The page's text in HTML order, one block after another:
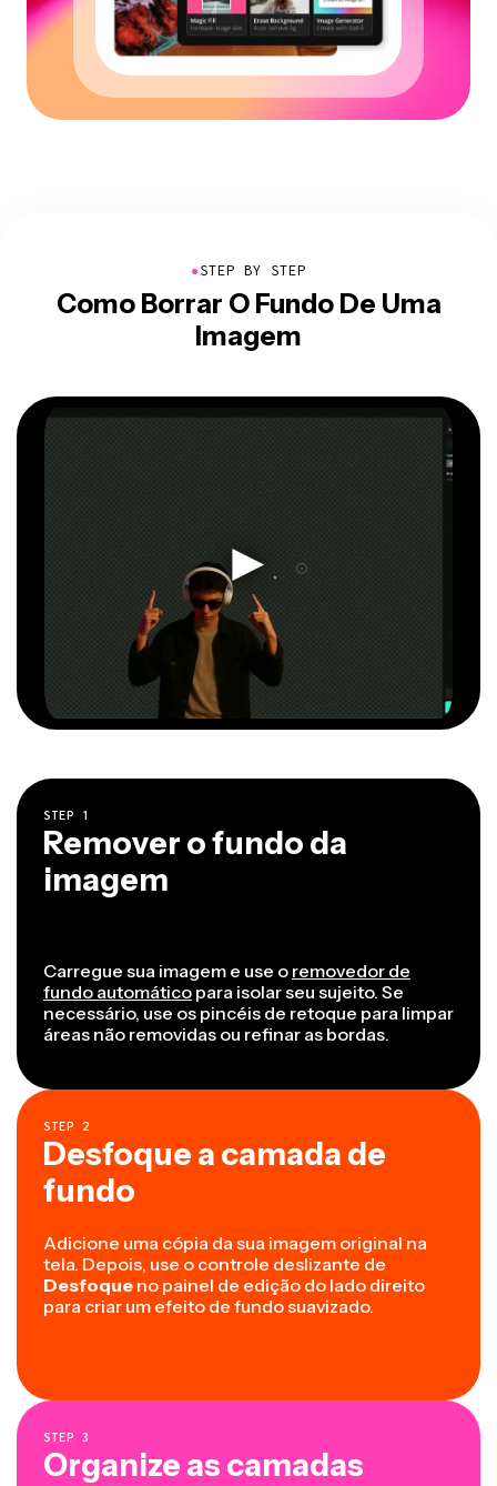
●STEP BY STEP
Como Borrar O Fundo De Uma
Imagem
STEP 1
Remover o fundo da
imagem
Carregue sua imagem e use o removedor de
fundo automático para isolar seu sujeito. Se
necessário, use os pincéis de retoque para limpar
áreas não removidas ou refinar as bordas.
STEP 2
Desfoque a camada de
fundo
Adicione uma cópia da sua imagem original na
tela. Depois, use o controle deslizante de
Desfoque no painel de edição do lado direito
para criar um efeito de fundo suavizado.
STEP 3
Organize as camadas